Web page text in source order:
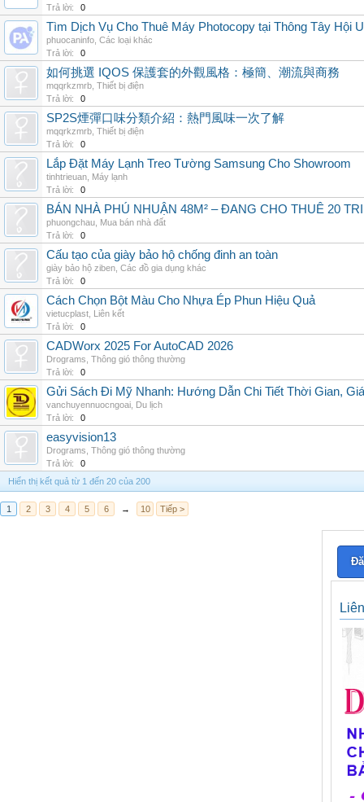
Trả lời:
0
Tìm Dịch Vụ Cho Thuê Máy Photocopy tại Thông Tây Hội
phuocaninfo Các loại khác
Trả lời:
0
如何挑選 IQOS 保護套的外觀風格：極簡、潮流與商務
mqqrkzmrb Thiết bị điện
Trả lời:
0
SP2S煙彈口味分類介紹：熱門風味一次了解
mqqrkzmrb Thiết bị điện
Trả lời:
0
Lắp Đặt Máy Lạnh Treo Tường Samsung Cho Showroom
tinhtrieuan Máy lạnh
Trả lời:
0
BÁN NHÀ PHÚ NHUẬN 48M² – ĐANG CHO THUÊ 20
phuongchau Mua bán nhà đất
Trả lời:
0
Cấu tạo của giày bảo hộ chống đinh an toàn
giày bảo hộ ziben Các đồ gia dụng khác
Trả lời:
0
Cách Chọn Bột Màu Cho Nhựa Ép Phun Hiệu Quả
vietucplast Liên kết
Trả lời:
0
CADWorx 2025 For AutoCAD 2026
Drograms Thông gió thông thường
Trả lời:
0
Gửi Sách Đi Mỹ Nhanh: Hướng Dẫn Chi Tiết Thời Gian,
vanchuyennuocngoai Du lịch
Trả lời:
0
easyvision13
Drograms Thông gió thông thường
Trả lời:
0
Hiển thị kết quả từ 1 đến 20 của 200
1 2 3 4 5 6 → 10 Tiếp >